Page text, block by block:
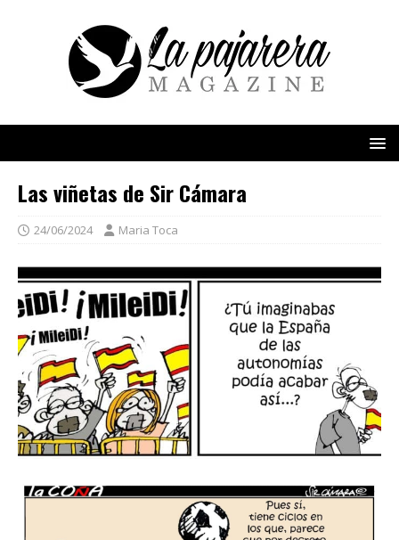
Las viñetas de Sir Cámara
24/06/2024 Maria Toca